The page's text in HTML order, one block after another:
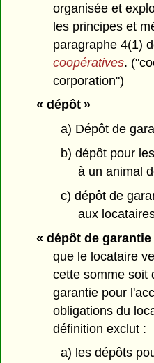
organisée et
les principes et
paragraphe 4(1)
coopératives.
corporation")
« dépôt »
a) Dépôt de
b) dépôt pour
à un animal
c) dépôt de
aux
« dépôt de garantie
que le locataire
cette somme soit
garantie pour
obligations du
définition exclut :
a) les dépôts